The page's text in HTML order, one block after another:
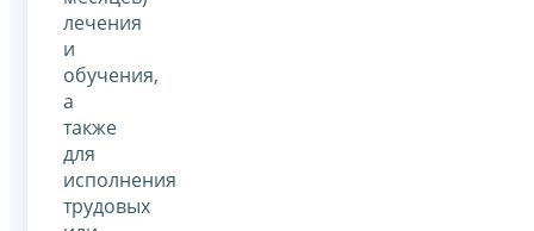
лечения
и
обучения,
а
также
для
исполнения
трудовых